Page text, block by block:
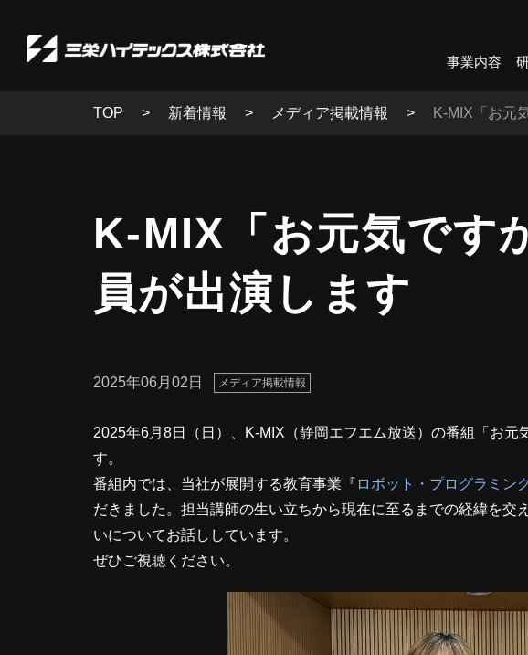
事業内容
TOP 新着情報 メディア掲載情報 K-MIX「お元
K-MIX「お元気です
員が出演します
2025年06月02日 メディア掲載情報
2025年6月8日（日）、K-MIX（静岡エフエム放送）の番組「お元
す。
番組内では、当社が展開する教育事業『 ロボット・プログラミン
だきました。担当講師の生い立ちから現在に至るまでの経緯を交
いについてお話ししています。
ぜひご視聴ください。